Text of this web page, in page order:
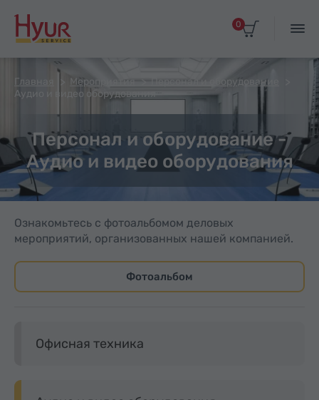
0
Главная Мероприятия
Персонал и оборудование
Аудио и видео оборудования
Персонал и оборудование -
Аудио и видео оборудования
Ознакомьтесь с фотоальбомом деловых
мероприятий, организованных нашей компанией.
Фотоальбом
Офисная техника